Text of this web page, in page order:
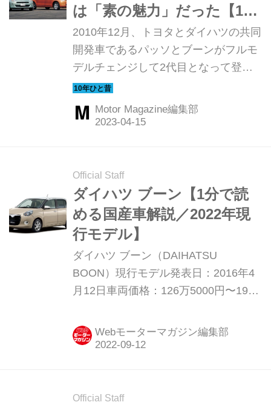
は「素の魅力」だった【10
年ひと昔の新車】
2010年12月、トヨタとダイハツの共同
開発車であるパッソとブーンがフルモ
デルチェンジして2代目となって登場
した。先代モデルは女性ユーザーから
高い支持を得ていたが、この3代目は
どんな魅力を持っていたのか。ここで
試乗記は、Motor Magazine 2010年5月
号より）
Motor Magazine編集部
Official Staff
ダイハツ ブーン【1分で読
める国産車解説／2022年現
行モデル】
ダイハツ ブーン（DAIHATSU
BOON）現行モデル発表日：2016年4
月12日車両価格：126万5000円〜192
Webモーターマガジン編集部
Official Staff